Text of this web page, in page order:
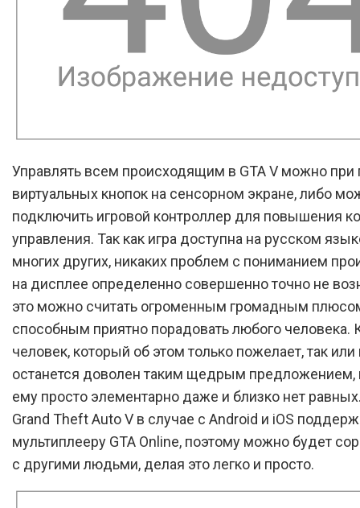
Управлять всем происходящим в GTA V можно
виртуальных кнопок на сенсорном экране, либо
подключить игровой контроллер для повышения
управления. Так как игра доступна на русском
многих других, никаких проблем с пониманием
на дисплее определенно совершенно точно не
это можно считать огроменным громадным
способным приятно порадовать любого
человек, который об этом только пожелает, так или
останется доволен таким щедрым предложением,
ему просто элементарно даже и близко нет
Grand Theft Auto V в случае с Android и iOS
мультиплееру GTA Online, поэтому можно будет
с другими людьми, делая это легко и просто.